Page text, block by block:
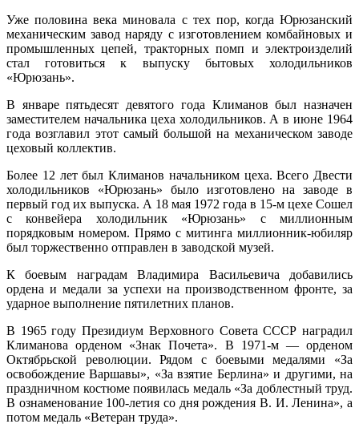
Уже половина века миновала с тех пор, когда Юрюзанский
механическим завод наряду с изготовлением комбайновых и
промышленных цепей, тракторных помп и электроизделий
стал готовиться к выпуску бытовых холодильников
«Юрюзань».
В январе пятьдесят девятого года Климанов был назначен
заместителем начальника цеха холодильников. А в июне 1964
года возглавил этот самый большой на механическом заводе
цеховый коллектив.
Более 12 лет был Климанов начальником цеха. Всего Двести
холодильников «Юрюзань» было изготовлено на заводе в
первый год их выпуска. А 18 мая 1972 года в 15-м цехе Сошел
с конвейера холодильник «Юрюзань» с миллионным
порядковым номером. Прямо с митинга миллионник-юбиляр
был торжественно отправлен в заводской музей.
К боевым наградам Владимира Васильевича добавились
ордена и медали за успехи на производственном фронте, за
ударное выполнение пятилетних планов.
В 1965 году Президиум Верховного Совета СССР наградил
Климанова орденом «Знак Почета». В 1971-м — орденом
Октябрьской революции. Рядом с боевыми медалями «За
освобождение Варшавы», «За взятие Берлина» и другими, на
праздничном костюме появилась медаль «За доблестный труд.
В ознаменование 100-летия со дня рождения В. И. Ленина», а
потом медаль «Ветеран труда».